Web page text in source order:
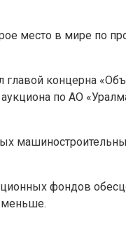
место в мире по
главой концерна
по АО
фондов
меньше.